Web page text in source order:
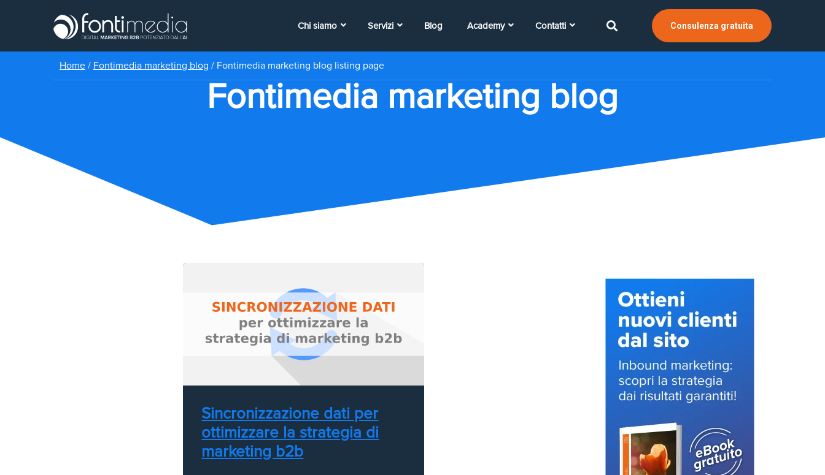
Chi siamo Servizi Blog Academy Contatti Consulenza gratuita
Home / Fontimedia marketing blog / Fontimedia marketing blog listing page
Fontimedia marketing blog
Sincronizzazione dati per
ottimizzare la strategia di
marketing b2b